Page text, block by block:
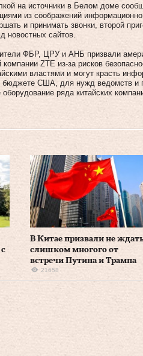
на источники в Белом доме
из соображений
и принимать звонки, второй
новостных сайтов.
ФБР, ЦРУ и АНБ призвали
компании ZTE из-за рисков
властями и могут красть
США, для нужд ведомств и
ряда китайских
В Китае призвали не
слишком многого от
встречи Путина и Трампа
21658